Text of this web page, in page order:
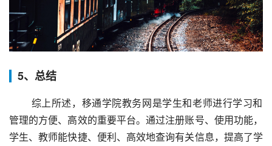
5、总结
管理的方便、高效的重要平台。通过注册账号、使用功能，
学生、教师能快捷、便利、高效地查询有关信息，提高了学